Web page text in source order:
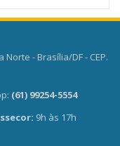
Norte - Brasília/DF - CEP.
(61) 99254-5554
9h às 17h